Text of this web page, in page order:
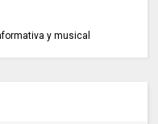
y musical